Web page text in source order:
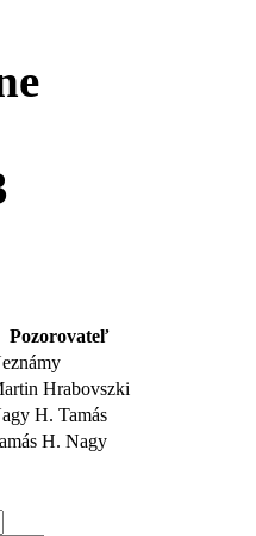
Pozorovateľ
Hrabovszki
H. Tamás
H. Nagy